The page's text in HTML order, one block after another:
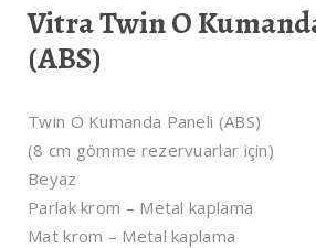
Vitra Twin O
(ABS)
Twin O Kumanda Paneli (ABS)
(8 cm gömme rezervuarlar için)
Beyaz
Parlak krom – Metal kaplama
Mat krom – Metal kaplama